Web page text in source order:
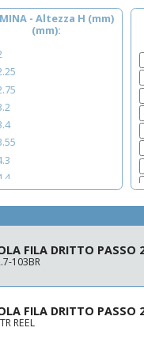
- Altezza H (mm)
(mm)
FILA DRITTO PASSO
103BR
FILA DRITTO PASSO
REEL